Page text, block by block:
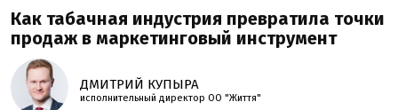
Как табачная индустрия превратила точки
продаж в маркетинговый инструмент
ДМИТРИЙ КУПЫРА
исполнительный директор ОО "Життя"